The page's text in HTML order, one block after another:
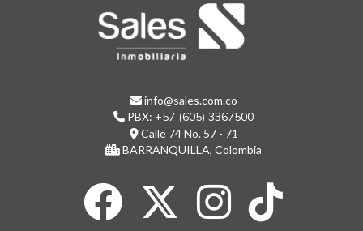
info@sales.com.co
PBX: +57 (605) 3367500
Calle 74 No. 57 - 71
BARRANQUILLA, Colombia